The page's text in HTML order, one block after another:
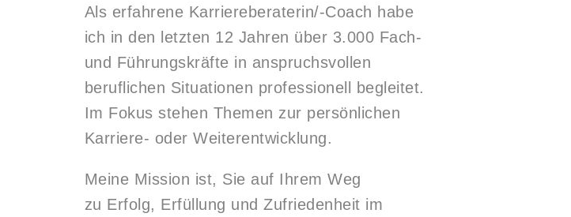
Als erfahrene Karriereberaterin/-Coach habe
ich in den letzten 12 Jahren über 3.000 Fach-
und Führungskräfte in anspruchsvollen
beruflichen Situationen professionell begleitet.
Im Fokus stehen Themen zur persönlichen
Karriere- oder Weiterentwicklung.
Meine Mission ist, Sie auf Ihrem Weg
zu Erfolg, Erfüllung und Zufriedenheit im